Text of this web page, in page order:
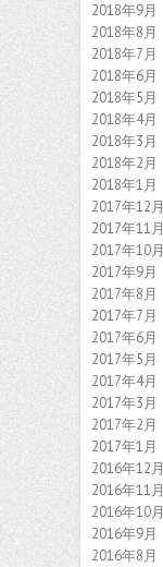
2018年9月
2018年8月
2018年7月
2018年6月
2018年5月
2018年4月
2018年3月
2018年2月
2018年1月
2017年12月
2017年11月
2017年10月
2017年9月
2017年8月
2017年7月
2017年6月
2017年5月
2017年4月
2017年3月
2017年2月
2017年1月
2016年12月
2016年11月
2016年10月
2016年9月
2016年8月